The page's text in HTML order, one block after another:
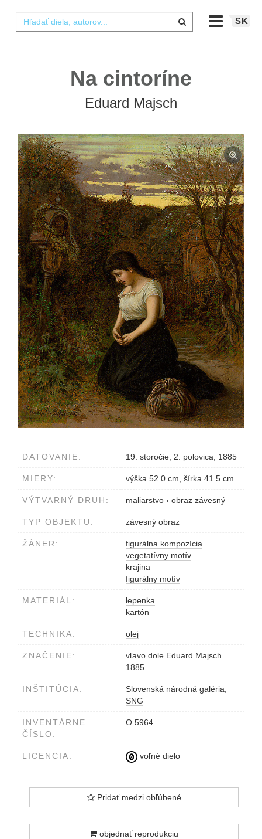
SK
Na cintoríne
Eduard Majsch
DATOVANIE: 19. storočie, 2. polovica, 1885
MIERY: výška 52.0 cm, šírka 41.5 cm
VÝTVARNÝ DRUH: maliarstvo › obraz závesný
TYP OBJEKTU: závesný obraz
ŽÁNER:
figurálna kompozícia
vegetatívny motív
krajina
figurálny motív
MATERIÁL:
lepenka
kartón
TECHNIKA: olej
ZNAČENIE:
vľavo dole Eduard Majsch
1885
INŠTITÚCIA:
Slovenská národná galéria,
SNG
INVENTÁRNE
ČÍSLO:
O 5964
LICENCIA: voľné dielo
Pridať medzi obľúbené
objednať reprodukciu